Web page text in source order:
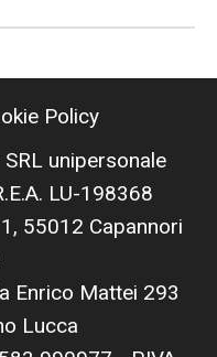
Policy
unipersonale
LU-198368
55012 Capannori
Enrico Mattei 293
Lucca